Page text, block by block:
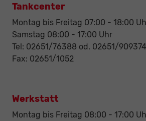
Tankcenter
Montag bis Freitag 07:00 - 18:00
Samstag 08:00 - 17:00 Uhr
Tel: 02651/76388 od. 02651/
Fax: 02651/1052
Werkstatt
Montag bis Freitag 08:00 - 17:00